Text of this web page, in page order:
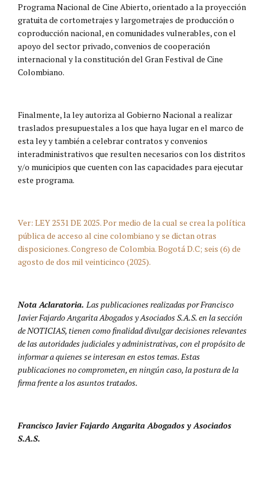
Programa Nacional de Cine Abierto, orientado a la proyección
gratuita de cortometrajes y largometrajes de producción o
coproducción nacional, en comunidades vulnerables, con el
apoyo del sector privado, convenios de cooperación
internacional y la constitución del Gran Festival de Cine
Colombiano.
Finalmente, la ley autoriza al Gobierno Nacional a realizar
traslados presupuestales a los que haya lugar en el marco de
esta ley y también a celebrar contratos y convenios
interadministrativos que resulten necesarios con los distritos
y/o municipios que cuenten con las capacidades para ejecutar
este programa.
Ver: LEY 2531 DE 2025. Por medio de la cual se crea la política
pública de acceso al cine colombiano y se dictan otras
disposiciones. Congreso de Colombia. Bogotá D.C; seis (6) de
agosto de dos mil veinticinco (2025).
Nota Aclaratoria. Las publicaciones realizadas por Francisco
Javier Fajardo Angarita Abogados y Asociados S.A.S. en la sección
de NOTICIAS, tienen como finalidad divulgar decisiones relevantes
de las autoridades judiciales y administrativas, con el propósito de
informar a quienes se interesan en estos temas. Estas
publicaciones no comprometen, en ningún caso, la postura de la
firma frente a los asuntos tratados.
Francisco Javier Fajardo Angarita Abogados y Asociados
S.A.S.